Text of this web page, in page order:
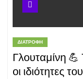
ΔΙΑΤΡΟΦΉ
Γλουταμίνη 💪 Το αμινοξύ των μυών και
οι ιδιότητες του